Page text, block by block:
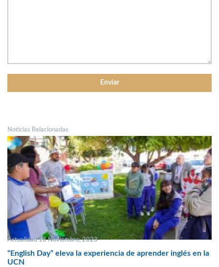
Noticias Relacionadas
Actualidad 18 Noviembre, 2023
“English Day” eleva la experiencia de aprender inglés en la
UCN